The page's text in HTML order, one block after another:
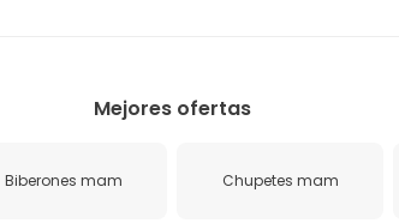
Mejores ofertas
Biberones mam Chupetes mam